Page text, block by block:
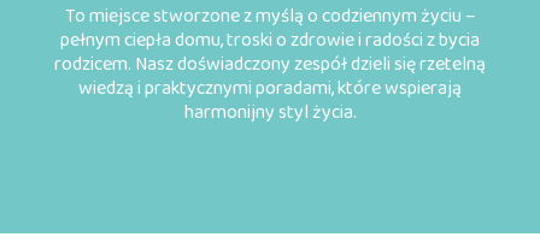
To miejsce stworzone z myślą o codziennym życiu –
pełnym ciepła domu, troski o zdrowie i radości z bycia
rodzicem. Nasz doświadczony zespół dzieli się rzetelną
wiedzą i praktycznymi poradami, które wspierają
harmonijny styl życia.